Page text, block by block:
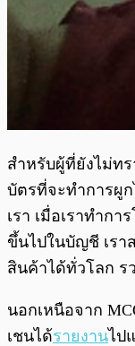
สำหรับผู้ที่ยังไม่ท
บัตรที่จะทำการผู
เรา เมื่อเราทำก
ขึ้นไปในบัญชี เรา
สินค้าได้ทั่วโลก ร
นอกเหนือจาก
เชนได้รายงานไป